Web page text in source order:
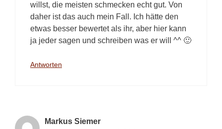
willst, die meisten schmecken echt gut. Von
daher ist das auch mein Fall. Ich hätte den
etwas besser bewertet als ihr, aber hier kann
ja jeder sagen und schreiben was er will ^^ 🙂
Antworten
Markus Siemer